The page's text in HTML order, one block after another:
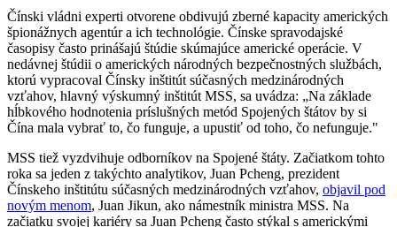
Čínski vládni experti otvorene obdivujú zberné kapacity amerických
špionážnych agentúr a ich technológie. Čínske spravodajské
časopisy často prinášajú štúdie skúmajúce americké operácie. V
nedávnej štúdii o amerických národných bezpečnostných službách,
ktorú vypracoval Čínsky inštitút súčasných medzinárodných
vzťahov, hlavný výskumný inštitút MSS, sa uvádza: „Na základe
hĺbkového hodnotenia príslušných metód Spojených štátov by si
Čína mala vybrať to, čo funguje, a upustiť od toho, čo nefunguje."
MSS tiež vyzdvihuje odborníkov na Spojené štáty. Začiatkom tohto
roka sa jeden z takýchto analytikov, Juan Pcheng, prezident
Čínskeho inštitútu súčasných medzinárodných vzťahov, objavil pod
novým menom, Juan Jikun, ako námestník ministra MSS. Na
začiatku svojej kariéry sa Juan Pcheng často stýkal s americkými